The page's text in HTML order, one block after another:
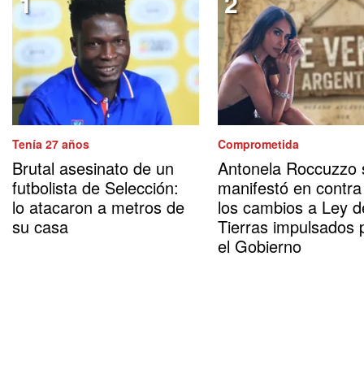
Tenía 27 años
Brutal asesinato de un
futbolista de Selección:
lo atacaron a metros de
su casa
Comprometida
Antonela Roccuzzo
manifestó en
los cambios a Ley
Tierras impulsados
el Gobierno